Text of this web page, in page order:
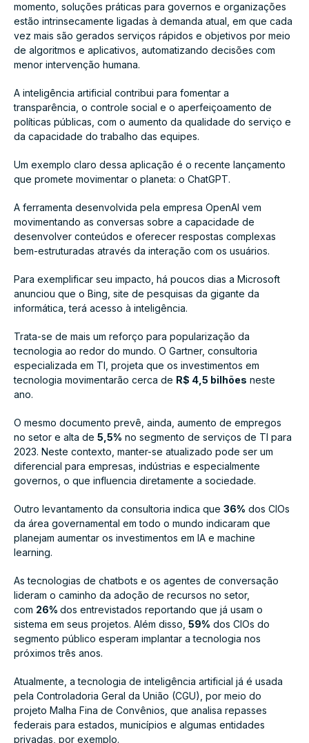
momento, soluções práticas para governos e organizações
estão intrinsecamente ligadas à demanda atual, em que cada
vez mais são gerados serviços rápidos e objetivos por meio
de algoritmos e aplicativos, automatizando decisões com
menor intervenção humana.
A inteligência artificial contribui para fomentar a
transparência, o controle social e o aperfeiçoamento de
políticas públicas, com o aumento da qualidade do serviço e
da capacidade do trabalho das equipes.
Um exemplo claro dessa aplicação é o recente lançamento
que promete movimentar o planeta: o ChatGPT.
A ferramenta desenvolvida pela empresa OpenAI vem
movimentando as conversas sobre a capacidade de
desenvolver conteúdos e oferecer respostas complexas
bem-estruturadas através da interação com os usuários.
Para exemplificar seu impacto, há poucos dias a Microsoft
anunciou que o Bing, site de pesquisas da gigante da
informática, terá acesso à inteligência.
Trata-se de mais um reforço para popularização da
tecnologia ao redor do mundo. O Gartner, consultoria
especializada em TI, projeta que os investimentos em
tecnologia movimentarão cerca de R$ 4,5 bilhões neste
ano.
O mesmo documento prevê, ainda, aumento de empregos
no setor e alta de 5,5% no segmento de serviços de TI para
2023. Neste contexto, manter-se atualizado pode ser um
diferencial para empresas, indústrias e especialmente
governos, o que influencia diretamente a sociedade.
Outro levantamento da consultoria indica que 36% dos CIOs
da área governamental em todo o mundo indicaram que
planejam aumentar os investimentos em IA e machine
learning.
As tecnologias de chatbots e os agentes de conversação
lideram o caminho da adoção de recursos no setor,
com 26% dos entrevistados reportando que já usam o
sistema em seus projetos. Além disso, 59% dos CIOs do
segmento público esperam implantar a tecnologia nos
próximos três anos.
Atualmente, a tecnologia de inteligência artificial já é usada
pela Controladoria Geral da União (CGU), por meio do
projeto Malha Fina de Convênios, que analisa repasses
federais para estados, municípios e algumas entidades
privadas, por exemplo.